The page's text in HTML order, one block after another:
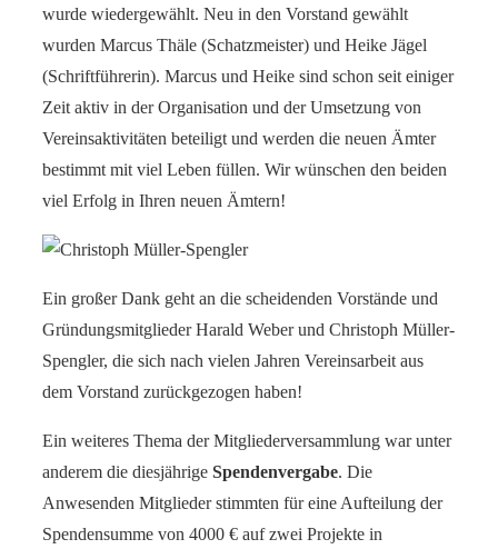
wurde wiedergewählt. Neu in den Vorstand gewählt
wurden Marcus Thäle (Schatzmeister) und Heike Jägel
(Schriftführerin). Marcus und Heike sind schon seit einiger
Zeit aktiv in der Organisation und der Umsetzung von
Vereinsaktivitäten beteiligt und werden die neuen Ämter
bestimmt mit viel Leben füllen. Wir wünschen den beiden
viel Erfolg in Ihren neuen Ämtern!
Ein großer Dank geht an die scheidenden Vorstände und
Gründungsmitglieder Harald Weber und Christoph Müller-
Spengler, die sich nach vielen Jahren Vereinsarbeit aus
dem Vorstand zurückgezogen haben!
Ein weiteres Thema der Mitgliederversammlung war unter
anderem die diesjährige Spendenvergabe. Die
Anwesenden Mitglieder stimmten für eine Aufteilung der
Spendensumme von 4000 € auf zwei Projekte in